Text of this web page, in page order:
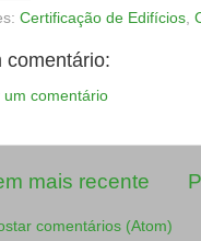
Certificação de Edifícios
comentário:
um comentário
mais recente
comentários (Atom)